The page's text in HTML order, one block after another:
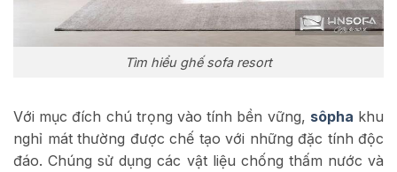
Tìm hiểu ghế sofa resort
Với mục đích chú trọng vào tính bền vững, sôpha khu
nghỉ mát thường được chế tạo với những đặc tính độc
đáo. Chúng sử dụng các vật liệu chống thấm nước và